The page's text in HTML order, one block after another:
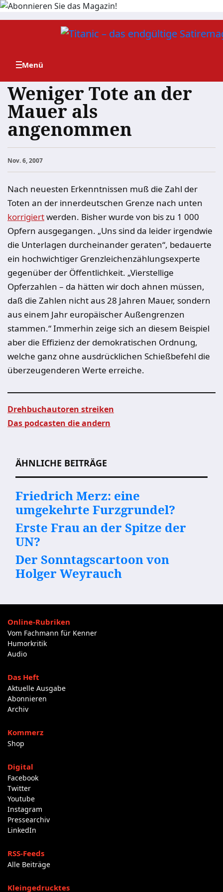
Zum
Weniger Tote an der
Mauer als
angenommen
Nov. 6, 2007
Nach neuesten Erkenntnissen muß die Zahl der
Toten an der innerdeutschen Grenze nach unten
korrigiertwerden. Bisher wurde von bis zu 1 000
Opfern ausgegangen. „Uns sind da leider irgendwie
die Unterlagen durcheinander geraten“, bedauerte
ein hochwichtiger Grenzleichenzählungsexperte
gegenüber der Öffentlichkeit. „Vierstellige
Opferzahlen – da hätten wir doch ahnen müssen,
daß die Zahlen nicht aus 28 Jahren Mauer, sondern
aus einem Jahr europäischer Außengrenzen
stammen.“ Immerhin zeige sich an diesem Beispiel
aber die Effizienz der demokratischen Ordnung,
welche ganz ohne ausdrücklichen Schießbefehl die
überzeugenderen Werte erreiche.
Drehbuchautoren streiken
Das podcasten die andern
ÄHNLICHE BEITRÄGE
Friedrich Merz: eine
umgekehrte Furzgrundel?
Erste Frau an der Spitze der
UN?
Der Sonntagscartoon von
Holger Weyrauch
Online-Rubriken
Vom Fachmann für Kenner
Humorkritik
Audio
Das Heft
Aktuelle Ausgabe
Abonnieren
Archiv
Kommerz
Shop
Digital
Facebook
Twitter
Youtube
Instagram
Pressearchiv
LinkedIn
RSS-Feeds
Alle Beiträge
Kleingedrucktes